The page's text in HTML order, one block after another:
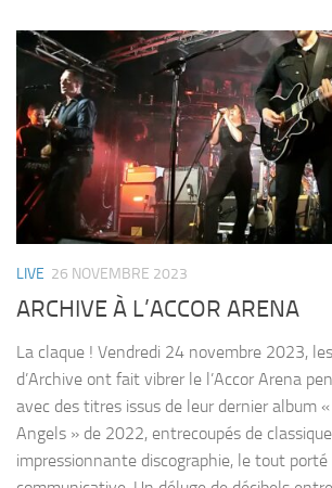
LIVE 26 NOVEMBRE 2023
ARCHIVE À L’ACCOR ARENA
La claque ! Vendredi 24 novembre 2023,
d’Archive ont fait vibrer le l’Accor Arena
avec des titres issus de leur dernier album
Angels » de 2022, entrecoupés de
impressionnante discographie, le tout